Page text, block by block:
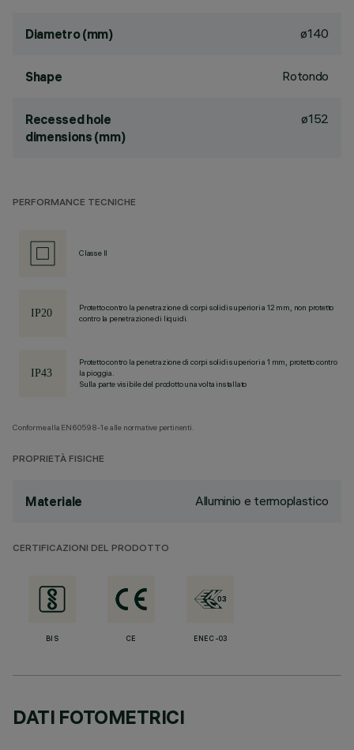
Diametro (mm) ø140
Shape Rotondo
Recessed hole
dimensions (mm)
ø152
PERFORMANCE TECNICHE
Classe II
Protetto contro la penetrazione di corpi solidi superiori a 12 mm, non protetto
contro la penetrazione di liquidi.
Protetto contro la penetrazione di corpi solidi superiori a 1 mm, protetto contro
la pioggia.
Sulla parte visibile del prodotto una volta installato
Conforme alla EN60598-1 e alle normative pertinenti.
PROPRIETÀ FISICHE
Materiale Alluminio e termoplastico
CERTIFICAZIONI DEL PRODOTTO
BIS CE ENEC-03
DATI FOTOMETRICI